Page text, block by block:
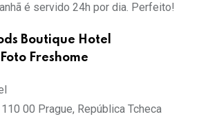
é servido 24h por dia. Perfeito!
Boutique Hotel
Foto Freshome
00 Prague, República Tcheca